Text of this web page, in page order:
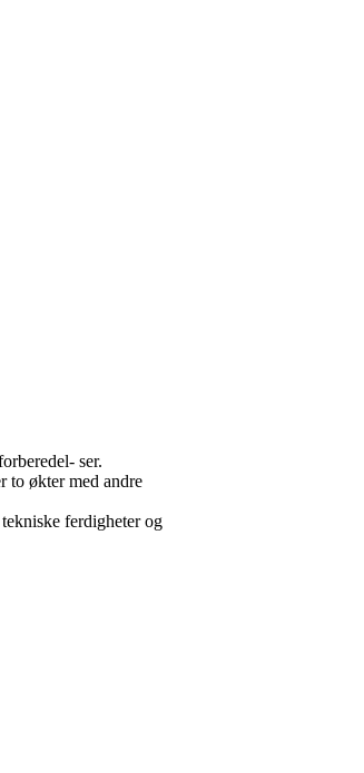
ser.
to økter med andre
ferdigheter og